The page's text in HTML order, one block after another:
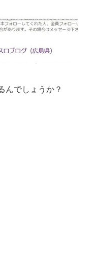
んでしょうか？